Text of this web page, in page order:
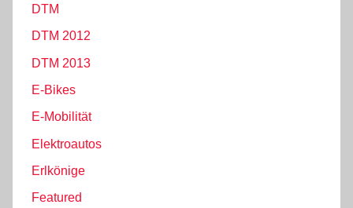
DTM
DTM 2012
DTM 2013
E-Bikes
E-Mobilität
Elektroautos
Erlkönige
Featured